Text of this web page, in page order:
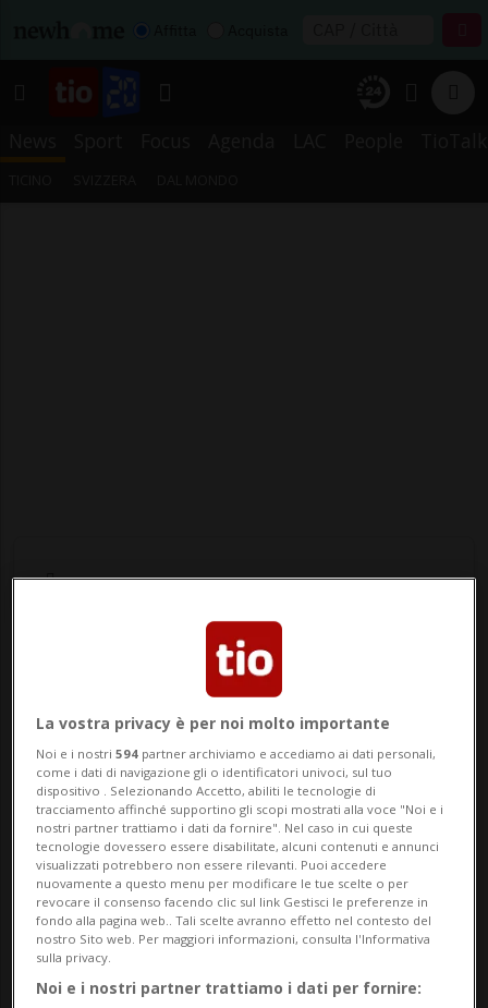
Notizie su Ebrahim Raisi
Segui le notizie e gli approfondimenti su
Ebrahim Raisi.
La vostra privacy è per noi molto importante
Noi e i nostri594 partner archiviamo e accediamo ai dati personali,
come i dati di navigazione gli o identificatori univoci, sul tuo
dispositivo . Selezionando Accetto, abiliti le tecnologie di
tracciamento affinché supportino gli scopi mostrati alla voce "Noi e i
nostri partner trattiamo i dati da fornire". Nel caso in cui queste
tecnologie dovessero essere disabilitate, alcuni contenuti e annunci
visualizzati potrebbero non essere rilevanti. Puoi accedere
nuovamente a questo menu per modificare le tue scelte o per
revocare il consenso facendo clic sul link Gestisci le preferenze in
fondo alla pagina web.. Tali scelte avranno effetto nel contesto del
nostro Sito web. Per maggiori informazioni, consulta l'Informativa
sulla privacy.
Noi e i nostri partner trattiamo i dati per fornire: